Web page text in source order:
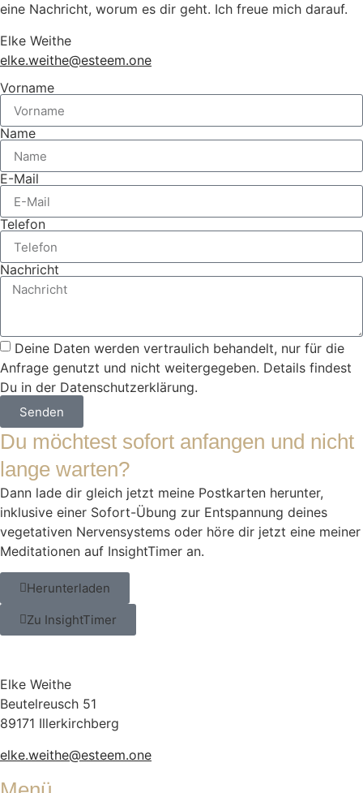
eine Nachricht, worum es dir geht. Ich freue mich darauf.
Elke Weithe
elke.weithe@esteem.one
Vorname
Name
E-Mail
Telefon
Nachricht
Deine Daten werden vertraulich behandelt, nur für die
Anfrage genutzt und nicht weitergegeben. Details findest
Du in der Datenschutzerklärung.
Senden
Du möchtest sofort anfangen und nicht
lange warten?
Dann lade dir gleich jetzt meine Postkarten herunter,
inklusive einer Sofort-Übung zur Entspannung deines
vegetativen Nervensystems oder höre dir jetzt eine meiner
Meditationen auf InsightTimer an.
Herunterladen
Zu InsightTimer
Elke Weithe
Beutelreusch 51
89171 Illerkirchberg
elke.weithe@esteem.one